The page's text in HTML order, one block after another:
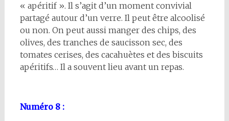
« apéritif ». Il s’agit d’un moment convivial
partagé autour d’un verre. Il peut être alcoolisé
ou non. On peut aussi manger des chips, des
olives, des tranches de saucisson sec, des
tomates cerises, des cacahuètes et des biscuits
apéritifs… Il a souvent lieu avant un repas.
Numéro 8 :